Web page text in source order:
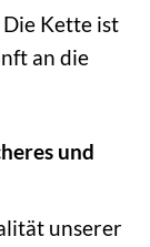
Kette ist
an die
und
unserer